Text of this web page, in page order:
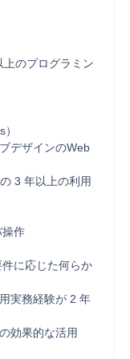
のプログラミン
デザインのWeb
3 年以上の利用
作
に応じた何らか
実務経験が 2 年
効果的な活用